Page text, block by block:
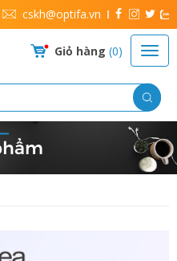
cskh@optifa.vn
Giỏ hàng 0